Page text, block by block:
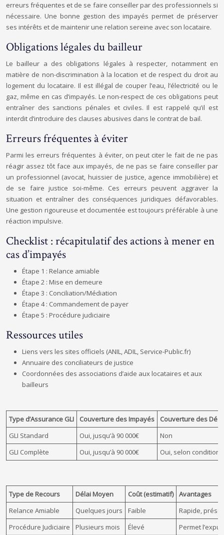
erreurs fréquentes et de se faire conseiller par des professionnels si
nécessaire. Une bonne gestion des impayés permet de préserver
ses intérêts et de maintenir une relation sereine avec son locataire.
Obligations légales du bailleur
Le bailleur a des obligations légales à respecter, notamment en
matière de non-discrimination à la location et de respect du droit au
logement du locataire. Il est illégal de couper l’eau, l’électricité ou le
gaz, même en cas d’impayés. Le non-respect de ces obligations peut
entraîner des sanctions pénales et civiles. Il est rappelé qu’il est
interdit d’introduire des clauses abusives dans le contrat de bail.
Erreurs fréquentes à éviter
Parmi les erreurs fréquentes à éviter, on peut citer le fait de ne pas
réagir assez tôt face aux impayés, de ne pas se faire conseiller par
un professionnel (avocat, huissier de justice, agence immobilière) et
de se faire justice soi-même. Ces erreurs peuvent aggraver la
situation et entraîner des conséquences juridiques défavorables.
Une gestion rigoureuse et documentée est toujours préférable à une
réaction impulsive.
Checklist : récapitulatif des actions à mener en
cas d’impayés
Étape 1 : Relance amiable
Étape 2 : Mise en demeure
Étape 3 : Conciliation/Médiation
Étape 4 : Commandement de payer
Étape 5 : Procédure judiciaire
Ressources utiles
Liens vers les sites officiels (ANIL, ADIL, Service-Public.fr)
Annuaire des conciliateurs de justice
Coordonnées des associations d’aide aux locataires et aux
bailleurs
Type d’Assurance GLI Couverture des Impayés
Couverture des
GLI Standard
Oui, jusqu’à 90 000€
Non
GLI Complète
Oui, jusqu’à 90 000€ Oui, selon conditions
Type de Recours Délai Moyen Coût (estimatif)
Avantages
Relance Amiable
Quelques jours Faible
Rapide,
Procédure Judiciaire
Plusieurs mois Élevé Permet